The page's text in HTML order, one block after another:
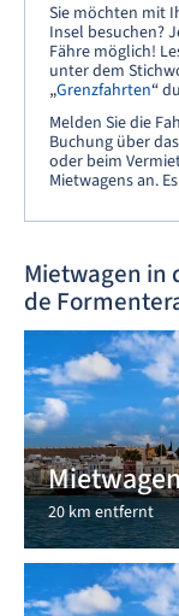
Sie möchten mit
Insel besuchen?
Fähre möglich!
unter dem
„Grenzfahrten“
Melden Sie die
Buchung über
oder beim
Mietwagens an.
Mietwagen in
de
20 km entfernt